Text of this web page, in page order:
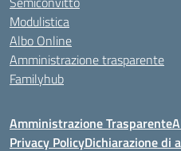
Modulistica
Albo Online
Amministrazione trasparente
Familyhub
Amministrazione Trasparente
Privacy PolicyDichiarazione di